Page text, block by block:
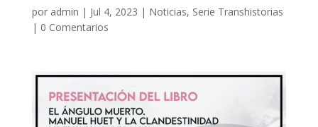
por admin | Jul 4, 2023 | Noticias, Serie Transhistorias
| 0 Comentarios